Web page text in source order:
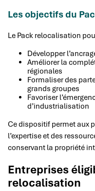
Les objectifs du
Le Pack relocalisation
Développer
Améliorer la
régionales
Formaliser des
grands groupes
Favoriser
d’industrialisation
Ce dispositif permet aux
l’expertise et des
conservant la propriété
Entreprises
relocalisation